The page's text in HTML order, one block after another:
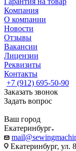
Компания
О компании
Новости
Отзывы
Вакансии
Лицензии
Реквизиты
Контакты
+7 (912) 695-50-90
Заказать звонок
Задать вопрос
Ваш город
Екатеринбург
Екатеринбург, ул.